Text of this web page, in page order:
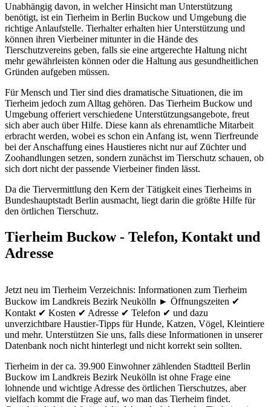
Unabhängig davon, in welcher Hinsicht man Unterstützung
benötigt, ist ein Tierheim in Berlin Buckow und Umgebung die
richtige Anlaufstelle. Tierhalter erhalten hier Unterstützung und
können ihren Vierbeiner mitunter in die Hände des
Tierschutzvereins geben, falls sie eine artgerechte Haltung nicht
mehr gewährleisten können oder die Haltung aus gesundheitlichen
Gründen aufgeben müssen.
Für Mensch und Tier sind dies dramatische Situationen, die im
Tierheim jedoch zum Alltag gehören. Das Tierheim Buckow und
Umgebung offeriert verschiedene Unterstützungsangebote, freut
sich aber auch über Hilfe. Diese kann als ehrenamtliche Mitarbeit
erbracht werden, wobei es schon ein Anfang ist, wenn Tierfreunde
bei der Anschaffung eines Haustieres nicht nur auf Züchter und
Zoohandlungen setzen, sondern zunächst im Tierschutz schauen, ob
sich dort nicht der passende Vierbeiner finden lässt.
Da die Tiervermittlung den Kern der Tätigkeit eines Tierheims in
Bundeshauptstadt Berlin ausmacht, liegt darin die größte Hilfe für
den örtlichen Tierschutz.
Tierheim Buckow - Telefon, Kontakt und
Adresse
Jetzt neu im Tierheim Verzeichnis: Informationen zum Tierheim
Buckow im Landkreis Bezirk Neukölln ► Öffnungszeiten ✔
Kontakt ✔ Kosten ✔ Adresse ✔ Telefon ✔ und dazu
unverzichtbare Haustier-Tipps für Hunde, Katzen, Vögel, Kleintiere
und mehr. Unterstützen Sie uns, falls diese Informationen in unserer
Datenbank noch nicht hinterlegt und nicht korrekt sein sollten.
Tierheim in der ca. 39.900 Einwohner zählenden Stadtteil Berlin
Buckow im Landkreis Bezirk Neukölln ist ohne Frage eine
lohnende und wichtige Adresse des örtlichen Tierschutzes, aber
vielfach kommt die Frage auf, wo man das Tierheim findet.